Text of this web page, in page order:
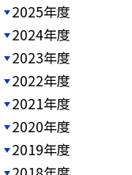
2025年度
2024年度
2023年度
2022年度
2021年度
2020年度
2019年度